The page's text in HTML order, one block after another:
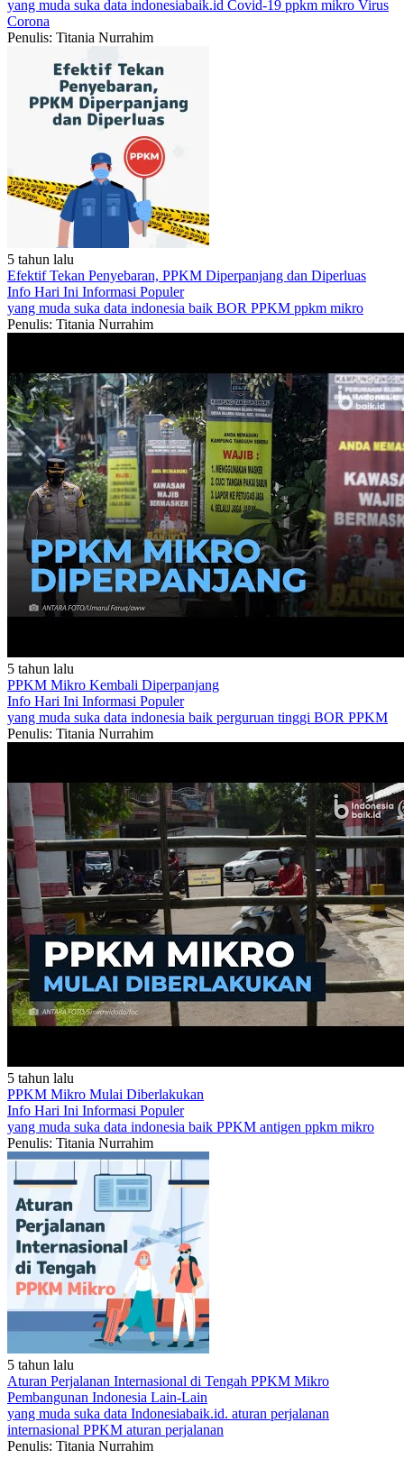
yang muda suka data indonesiabaik.id Covid-19 ppkm mikro Virus
Corona
Penulis: Titania Nurrahim
5 tahun lalu
Efektif Tekan Penyebaran, PPKM Diperpanjang dan Diperluas
Info Hari Ini Informasi Populer
yang muda suka data indonesia baik BOR PPKM ppkm mikro
Penulis: Titania Nurrahim
5 tahun lalu
PPKM Mikro Kembali Diperpanjang
Info Hari Ini Informasi Populer
yang muda suka data indonesia baik perguruan tinggi BOR PPKM
Penulis: Titania Nurrahim
5 tahun lalu
PPKM Mikro Mulai Diberlakukan
Info Hari Ini Informasi Populer
yang muda suka data indonesia baik PPKM antigen ppkm mikro
Penulis: Titania Nurrahim
5 tahun lalu
Aturan Perjalanan Internasional di Tengah PPKM Mikro
Pembangunan Indonesia Lain-Lain
yang muda suka data Indonesiabaik.id. aturan perjalanan
internasional PPKM aturan perjalanan
Penulis: Titania Nurrahim